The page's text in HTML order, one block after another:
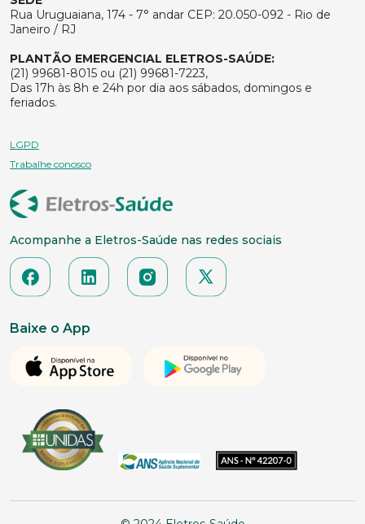
Rua Uruguaiana, 174 - 7° andar CEP: 20.050-092 - Rio de
Janeiro / RJ
PLANTÃO EMERGENCIAL ELETROS-SAÚDE:
(21) 99681-8015 ou (21) 99681-7223,
Das 17h às 8h e 24h por dia aos sábados, domingos e
feriados.
LGPD
Trabalhe conosco
Acompanhe a Eletros-Saúde nas redes sociais
Baixe o App